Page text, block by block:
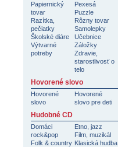
Papiernický
tovar
Pexesá
Puzzle
Razítka,
pečiatky
Rôzny tovar
Samolepky
Školské diáre
Učebnice
Výtvarné
potreby
Záložky
Zdravie,
starostlivosť o
telo
Hovorené slovo
Hovorené
slovo
Hovorené
slovo pre deti
Hudobné CD
Domáci
rock&pop
Etno, jazz
Film, muzikál
Folk & country Klasická hudba